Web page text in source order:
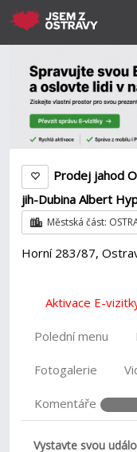
Prodej jahod
jih-Dubina Albert
Městská část:
Horní 283/87,
Aktivace E-
Polední menu
Fotogalerie
Komentáře
Vystavte svou